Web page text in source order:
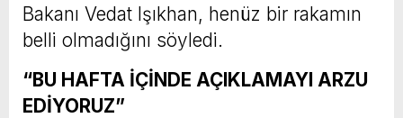
Bakanı Vedat Işıkhan, henüz bir rakamın
belli olmadığını söyledi.
“BU HAFTA İÇİNDE AÇIKLAMAYI ARZU
EDİYORUZ”